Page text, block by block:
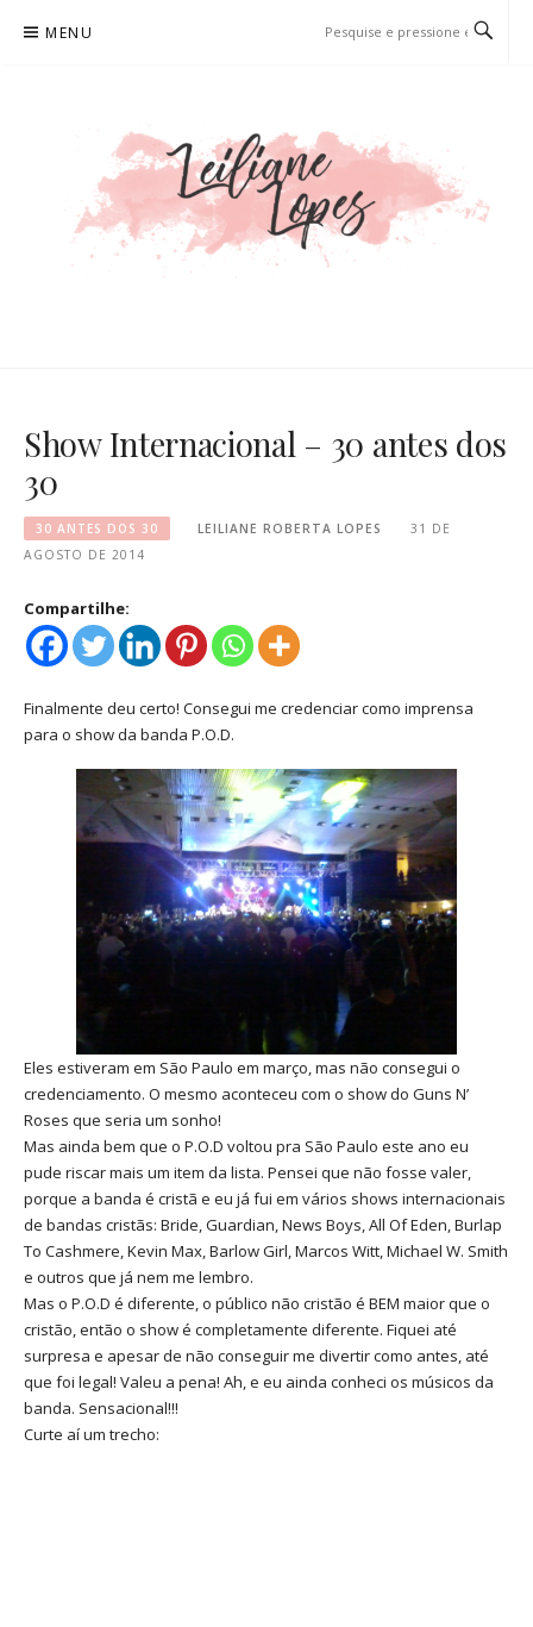
para
MENU
Show Internacional – 30 antes dos
30
30 ANTES DOS 30 LEILIANE ROBERTA LOPES
31 DE
AGOSTO DE 2014
Compartilhe:
Finalmente deu certo! Consegui me credenciar como imprensa
para o show da banda P.O.D.
Eles estiveram em São Paulo em março, mas não consegui o
credenciamento. O mesmo aconteceu com o show do Guns N’
Roses que seria um sonho!
Mas ainda bem que o P.O.D voltou pra São Paulo este ano eu
pude riscar mais um item da lista. Pensei que não fosse valer,
porque a banda é cristã e eu já fui em vários shows internacionais
de bandas cristãs: Bride, Guardian, News Boys, All Of Eden, Burlap
To Cashmere, Kevin Max, Barlow Girl, Marcos Witt, Michael W. Smith
e outros que já nem me lembro.
Mas o P.O.D é diferente, o público não cristão é BEM maior que o
cristão, então o show é completamente diferente. Fiquei até
surpresa e apesar de não conseguir me divertir como antes, até
que foi legal! Valeu a pena! Ah, e eu ainda conheci os músicos da
banda. Sensacional!!!
Curte aí um trecho: